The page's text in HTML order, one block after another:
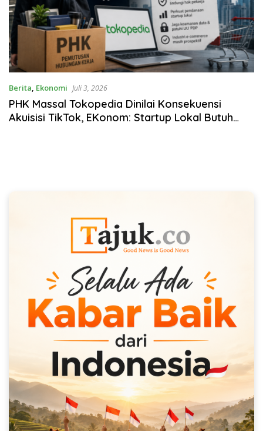
Berita, Ekonomi Juli 3, 2026
PHK Massal Tokopedia Dinilai Konsekuensi
Akuisisi TikTok, EKonom: Startup Lokal Butuh